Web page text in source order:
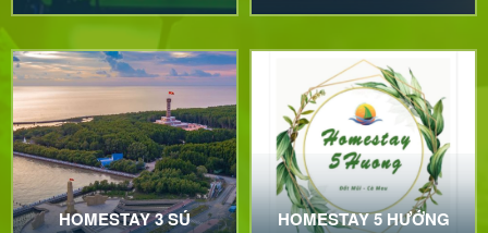
HOMESTAY 3 SÚ HOMESTAY 5 HƯỚNG